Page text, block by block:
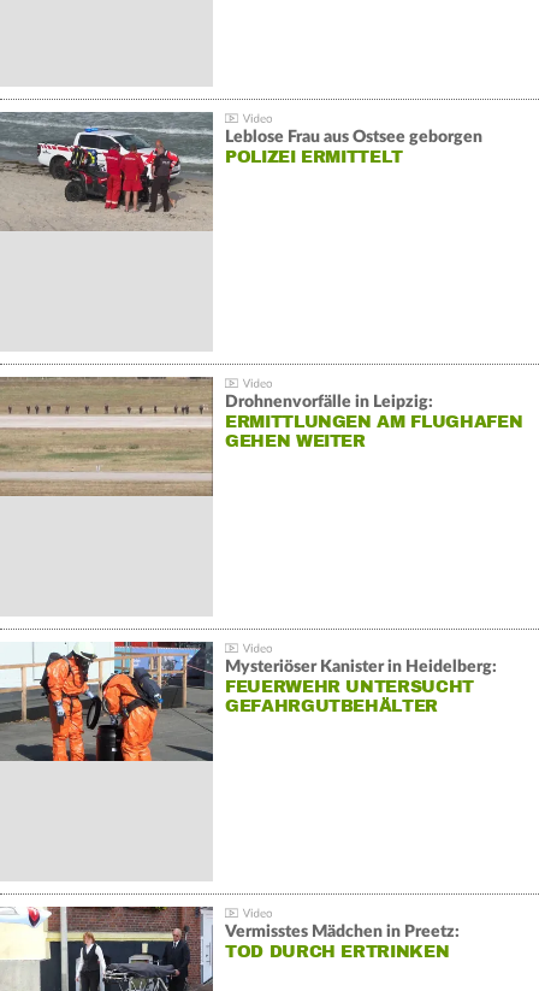
Leblose Frau aus Ostsee geborgen
POLIZEI ERMITTELT
Drohnenvorfälle in Leipzig:
ERMITTLUNGEN AM FLUGHAFEN
GEHEN WEITER
Mysteriöser Kanister in Heidelberg:
FEUERWEHR UNTERSUCHT
GEFAHRGUTBEHÄLTER
Vermisstes Mädchen in Preetz:
TOD DURCH ERTRINKEN